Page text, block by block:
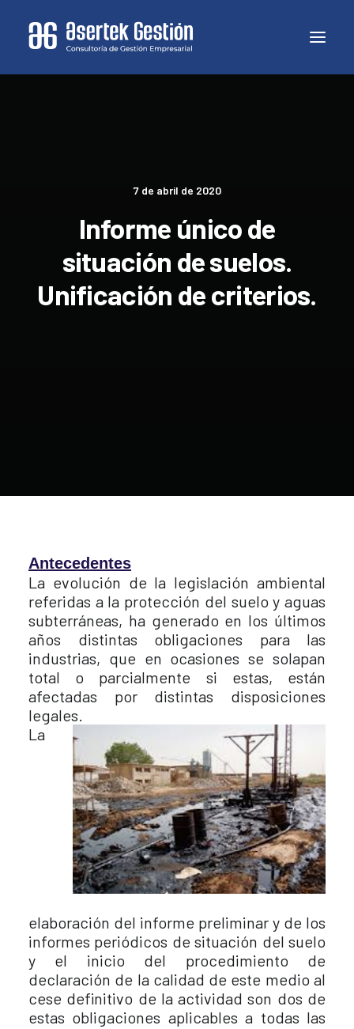
7 de abril de 2020
Informe único de
situación de suelos.
Unificación de criterios.
Antecedentes
La evolución de la legislación ambiental
referidas a la protección del suelo y aguas
subterráneas, ha generado en los últimos
años distintas obligaciones para las
industrias, que en ocasiones se solapan
total o parcialmente si estas, están
afectadas por distintas disposiciones
legales.
La
elaboración del informe preliminar y de los
informes periódicos de situación del suelo
y el inicio del procedimiento de
declaración de la calidad de este medio al
cese definitivo de la actividad son dos de
estas obligaciones aplicables a todas las